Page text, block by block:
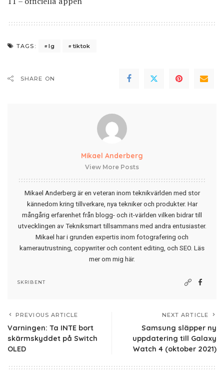
TAGS: lg tiktok
SHARE ON
Mikael Anderberg
View More Posts
Mikael Anderberg är en veteran inom teknikvärlden med stor
kännedom kring tillverkare, nya tekniker och produkter. Har
mångårig erfarenhet från blogg- och it-världen vilken bidrar till
utvecklingen av Tekniksmart tillsammans med andra entusiaster.
Mikael har i grunden expertis inom fotografering och
kamerautrustning, copywriter och content editing, och SEO. Läs
mer om mig här.
SKRIBENT
PREVIOUS ARTICLE
Varningen: Ta INTE bort
skärmskyddet på Switch
OLED
NEXT ARTICLE
Samsung släpper ny
uppdatering till Galaxy
Watch 4 (oktober 2021)